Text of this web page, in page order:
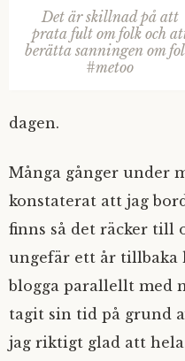
Det är skillnad på att
prata fult om folk och
berätta sanningen om
#metoo
dagen.
Många gånger under
konstaterat att jag
finns så det räcker till
ungefär ett år tillbaka
blogga parallellt med
tagit sin tid på grund
jag riktigt glad att